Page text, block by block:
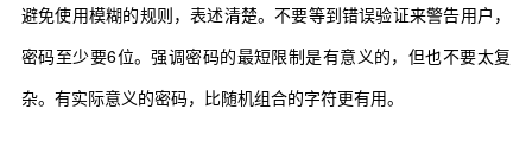
避免使用模糊的规则，表述清楚。不要等到错误验证来警告用户，
密码至少要6位。强调密码的最短限制是有意义的，但也不要太复
杂。有实际意义的密码，比随机组合的字符更有用。